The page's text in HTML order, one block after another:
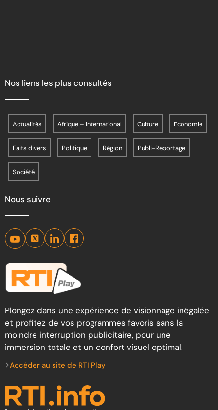
Nos liens les plus consultés
Actualités Afrique – International Culture Economie
Faits divers Politique Région Publi-Reportage
Société
Nous suivre
Plongez dans une expérience de visionnage inégalée
et profitez de vos programmes favoris sans la
moindre interruption publicitaire, pour une
immersion totale et un confort visuel optimal.
Accéder au site de RTI Play